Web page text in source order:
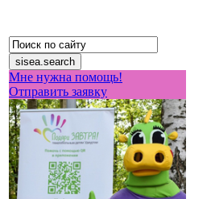
Мне нужна помощь!
Отправить заявку